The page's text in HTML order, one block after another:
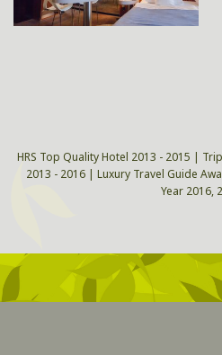
HRS Top Quality Hotel 2013 - 2015 |
2013 - 2016 | Luxury Travel Guide
Year 2016,